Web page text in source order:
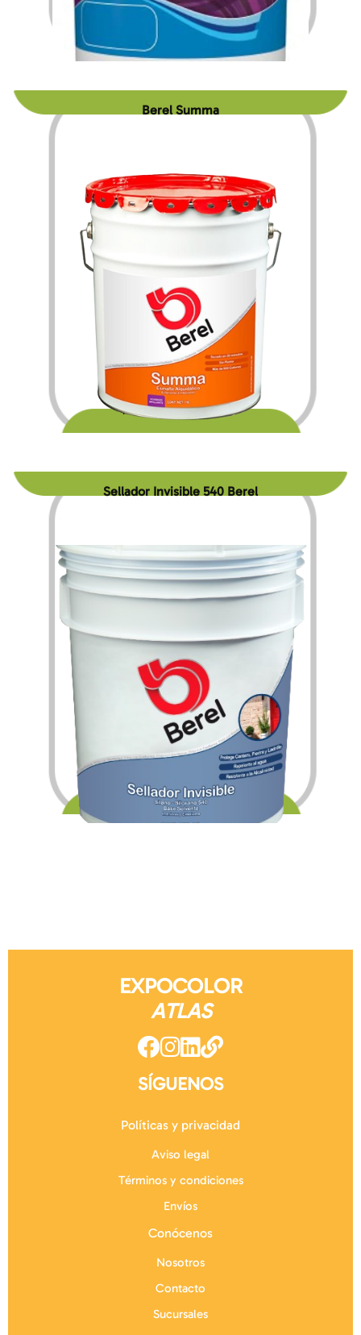
–$954.33
Berel Summa
$247.80–$4,120.20
Sellador Invisible 540 Berel
897.96–$4,137.00
EXPOCOLOR
ATLAS
SÍGUENOS
Políticas y privacidad
Aviso legal
Términos y condiciones
Envíos
Conócenos
Nosotros
Contacto
Sucursales